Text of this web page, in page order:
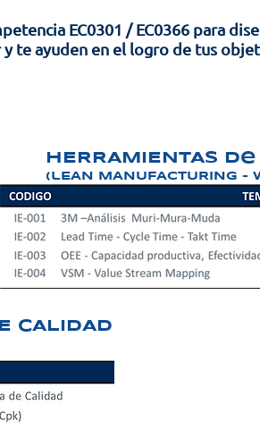
EC0301 / EC0366 para
te ayuden en el logro de tus
HERRAMIENTAS
(lEAN MANUFACTURING -
CALIDAD